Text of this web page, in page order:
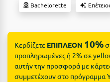
Γύθειο
Δελφοί
Διακοπτό
Bachelorette
Κερδίζετε ΕΠΙΠΛΕΟΝ 10%
προπληρωμένες ή 2% σε
αυτήν την προσφορά με
συμμετέχουν στο πρόγραμμα